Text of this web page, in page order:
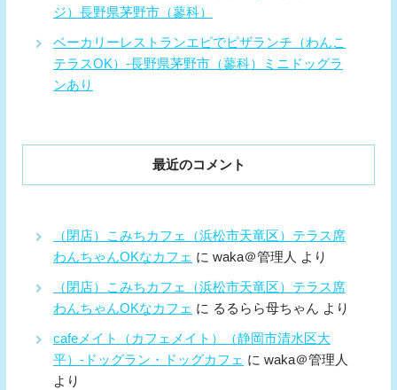
ジ）長野県茅野市（蓼科）
ベーカリーレストランエピでピザランチ（わんこ
テラスOK）-長野県茅野市（蓼科）ミニドッグラ
ンあり
最近のコメント
（閉店）こみちカフェ（浜松市天竜区）テラス席
わんちゃんOKなカフェ に waka＠管理人 より
（閉店）こみちカフェ（浜松市天竜区）テラス席
わんちゃんOKなカフェ に るるらら母ちゃん より
cafeメイト（カフェメイト）（静岡市清水区大
平）-ドッグラン・ドッグカフェ に waka＠管理人
より